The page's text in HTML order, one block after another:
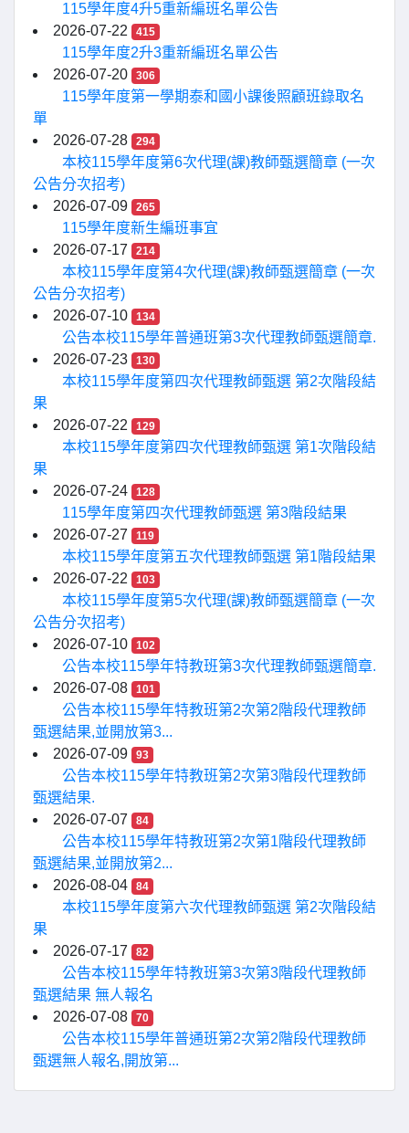
115學年度4升5重新編班名單公告
2026-07-22
415
115學年度2升3重新編班名單公告
2026-07-20
306
115學年度第一學期泰和國小課後照顧班錄取名
單
2026-07-28
294
本校115學年度第6次代理(課)教師甄選簡章 (一次
公告分次招考)
2026-07-09
265
115學年度新生編班事宜
2026-07-17
214
本校115學年度第4次代理(課)教師甄選簡章 (一次
公告分次招考)
2026-07-10
134
公告本校115學年普通班第3次代理教師甄選簡章.
2026-07-23
130
本校115學年度第四次代理教師甄選 第2次階段結
果
2026-07-22
129
本校115學年度第四次代理教師甄選 第1次階段結
果
2026-07-24
128
115學年度第四次代理教師甄選 第3階段結果
2026-07-27
119
本校115學年度第五次代理教師甄選 第1階段結果
2026-07-22
103
本校115學年度第5次代理(課)教師甄選簡章 (一次
公告分次招考)
2026-07-10
102
公告本校115學年特教班第3次代理教師甄選簡章.
2026-07-08
101
公告本校115學年特教班第2次第2階段代理教師
甄選結果,並開放第3...
2026-07-09
93
公告本校115學年特教班第2次第3階段代理教師
甄選結果.
2026-07-07
84
公告本校115學年特教班第2次第1階段代理教師
甄選結果,並開放第2...
2026-08-04
84
本校115學年度第六次代理教師甄選 第2次階段結
果
2026-07-17
82
公告本校115學年特教班第3次第3階段代理教師
甄選結果 無人報名
2026-07-08
70
公告本校115學年普通班第2次第2階段代理教師
甄選無人報名,開放第...